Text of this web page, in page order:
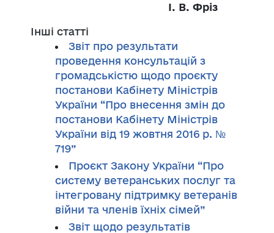
І. В. Фріз
Інші статті
Звіт про результати
проведення консультацій з
громадськістю щодо проєкту
постанови Кабінету Міністрів
України “Про внесення змін до
постанови Кабінету Міністрів
України від 19 жовтня 2016 р. №
719”
Проєкт Закону України “Про
систему ветеранських послуг та
інтегровану підтримку ветеранів
війни та членів їхніх сімей”
Звіт щодо результатів